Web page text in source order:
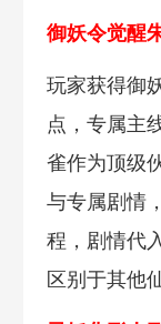
御妖令觉醒
玩家获得御
点，专属主
雀作为顶级
与专属剧情
程，剧情代
区别于其他